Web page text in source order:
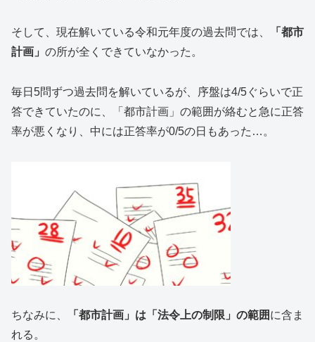
そして、現在解いている令和元年度の過去問では、
「都市
計画」 の所が全くできていなかった。
毎日5問ずつ過去問を解いているが、序盤は4/5ぐらいで正
答できていたのに、「都市計画」の範囲が絡むと急に正答
率が悪くなり、中には正答率が0/5の日もあった…。
ちなみに、 「都市計画」は「法令上の制限」の範囲に含ま
れる。